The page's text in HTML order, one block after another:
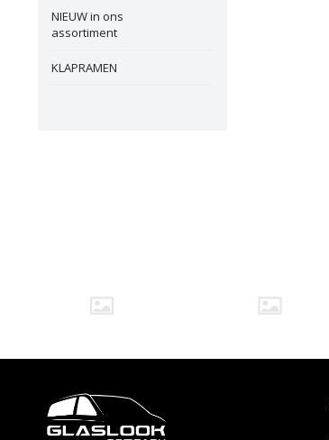
NIEUW in ons
assortiment
KLAPRAMEN